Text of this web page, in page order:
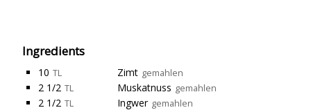
Ingredients
10 TL Zimt gemahlen
2 1/2 TL Muskatnuss gemahlen
2 1/2 TL Ingwer gemahlen